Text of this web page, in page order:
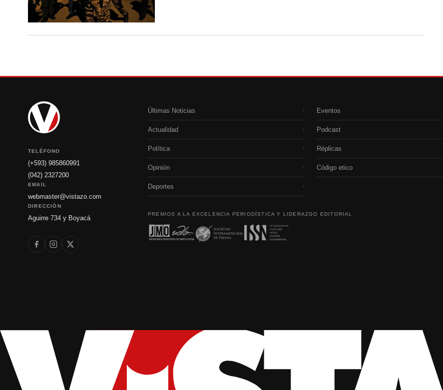
TELÉFONO
(+593) 985860991
(042) 2327200
EMAIL
webmaster@vistazo.com
DIRECCIÓN
Aguirre 734 y Boyacá
Últimas Noticias ›
Actualidad ›
Política ›
Opinión ›
Deportes ›
Eventos
Podcast
Réplicas
Código etico
PREMIOS A LA EXCELENCIA PERIODÍSTICA Y LIDERAZGO EDITORIAL